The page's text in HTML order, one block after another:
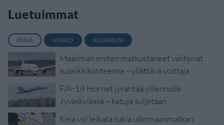
Luetuimmat
PÄIVÄ VIIKKO KUUKAUSI
Maailman eniten matkustaneet valitsivat
suosikkikohteensa – yllättävä voittaja
F/A-18 Hornet jyrähtää ylilennolle
Jyväskylässä – katuja suljetaan
Kela voi leikata tukia ulkomaanmatkan